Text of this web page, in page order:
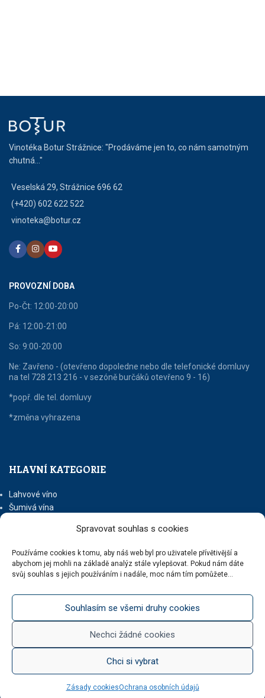
Spravovat souhlas s cookies
Používáme cookies k tomu, aby náš web byl pro uživatele přívětivější a
abychom jej mohli na základě analýz stále vylepšovat. Pokud nám dáte
svůj souhlas s jejich používáním i nadále, moc nám tím pomůžete...
Souhlasím se všemi druhy cookies
Nechci žádné cookies
Chci si vybrat
Zásady cookiesOchrana osobních údajů
Vinotéka Botur Strážnice: "Prodáváme jen to, co nám samotným
chutná..."
Veselská 29, Strážnice 696 62
(+420) 602 622 522
vinoteka@botur.cz
PROVOZNÍ DOBA
Po-Čt: 12:00-20:00
Pá: 12:00-21:00
So: 9:00-20:00
Ne: Zavřeno - (otevřeno dopoledne nebo dle telefonické domluvy
na tel 728 213 216 - v sezóně burčáků otevřeno 9 - 16)
*popř. dle tel. domluvy
*změna vyhrazena
HLAVNÍ KATEGORIE
Lahvové víno
Šumivá vína
Dárkové balení
KATEGORIE BLOGU
O včelaření
Radek na kole